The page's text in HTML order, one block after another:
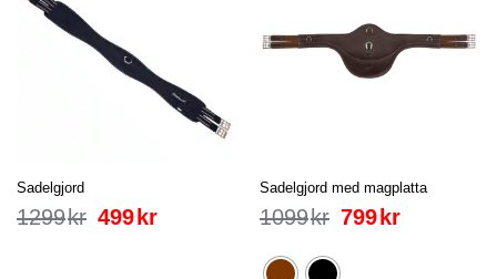
Sadelgjord
1299kr 499 kr
Sadelgjord med magplatta
1099kr 799 kr